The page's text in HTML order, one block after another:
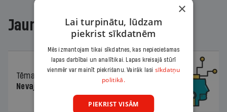
Jaunākajā žurnālā
Tēma
Nevajag baidīties!
×
Lai turpinātu, lūdzam
piekrist sīkdatnēm
Mēs izmantojam tikai sīkdatnes, kas nepieciešamas
lapas darbībai un analītikai. Lapas kreisajā stūrī
vienmēr var mainīt piekrišanu. Vairāk lasi sīkdatņu
politikā.
PIEKRIST VISĀM